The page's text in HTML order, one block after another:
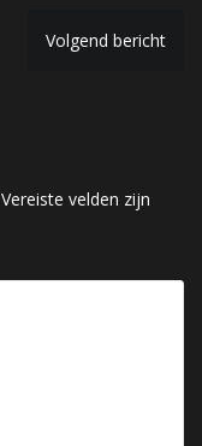
Volgend bericht
Vereiste velden zijn